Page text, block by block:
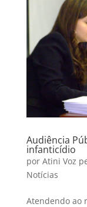
Audiência
infanticídio
por Atini Voz
Notícias
Atendendo ao